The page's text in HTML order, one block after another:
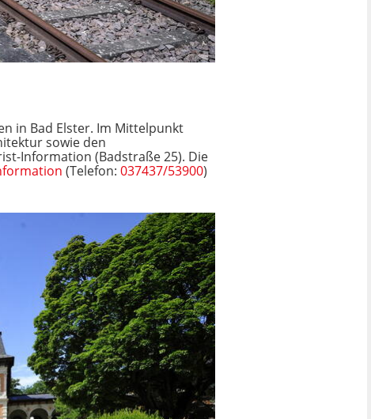
in Bad Elster. Im Mittelpunkt
sowie den
Information (Badstraße 25). Die
(Telefon: 037437/53900)